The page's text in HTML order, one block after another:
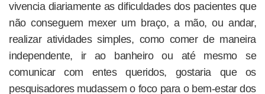
vivencia diariamente as dificuldades dos pacientes que
não conseguem mexer um braço, a mão, ou andar,
realizar atividades simples, como comer de maneira
independente, ir ao banheiro ou até mesmo se
comunicar com entes queridos, gostaria que os
pesquisadores mudassem o foco para o bem-estar dos